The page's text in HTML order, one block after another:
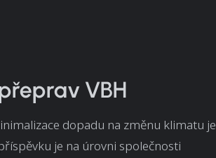
VBH
dopadu na změnu klimatu je
je na úrovni společnosti